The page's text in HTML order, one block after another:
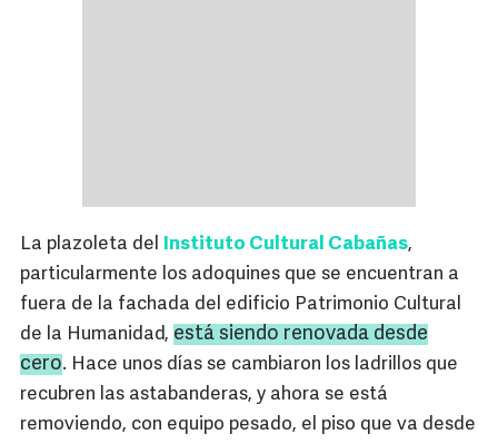
La plazoleta del Instituto Cultural Cabañas,
particularmente los adoquines que se encuentran a
fuera de la fachada del edificio Patrimonio Cultural
de la Humanidad, está siendo renovada desde
cero. Hace unos días se cambiaron los ladrillos que
recubren las astabanderas, y ahora se está
removiendo, con equipo pesado, el piso que va desde